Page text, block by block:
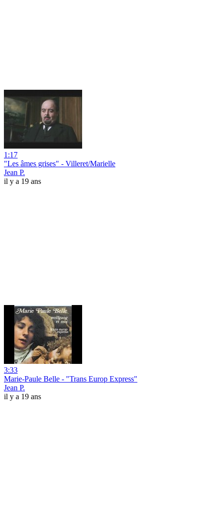
1:17
"Les âmes grises" - Villeret/Marielle
Jean P.
il y a 19 ans
3:33
Marie-Paule Belle - "Trans Europ Express"
Jean P.
il y a 19 ans